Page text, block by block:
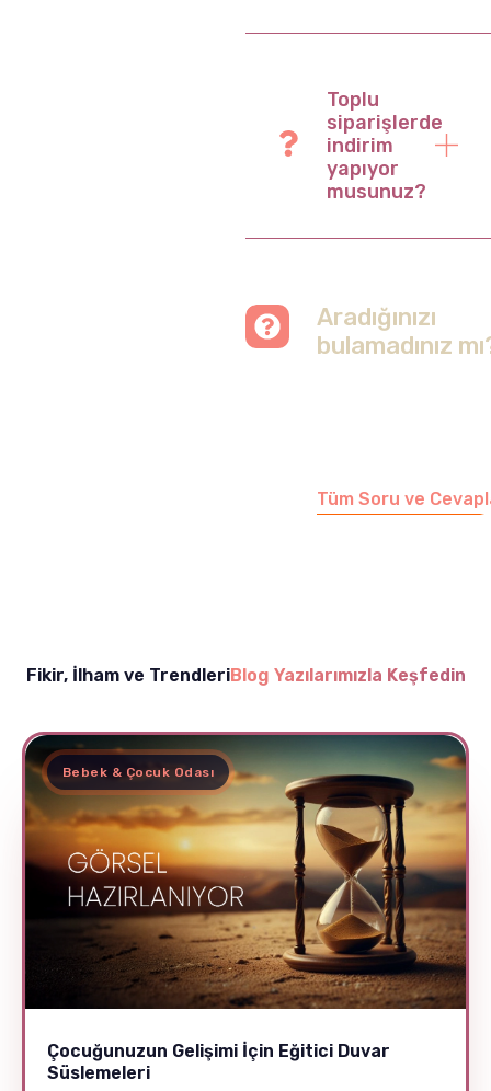
Toplu
siparişlerde
indirim
yapıyor
musunuz?
Aradığınızı
bulamadınız
Tüm Soru ve
Fikir, İlham ve TrendleriBlog Yazılarımızla Keşfedin
Bebek & Çocuk Odası
Çocuğunuzun Gelişimi İçin Eğitici Duvar
Süslemeleri